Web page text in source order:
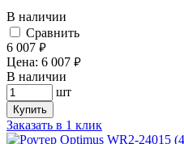
В наличии
Cравнить
6 007 руб.
Цена: 6 007 руб.
В наличии
шт
Купить
Заказать в 1 клик